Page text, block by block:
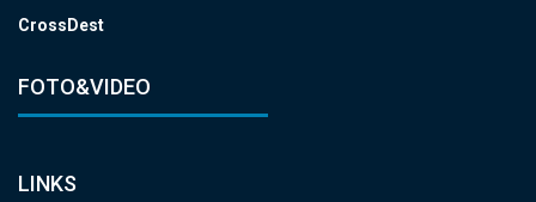
CrossDest
FOTO&VIDEO
LINKS